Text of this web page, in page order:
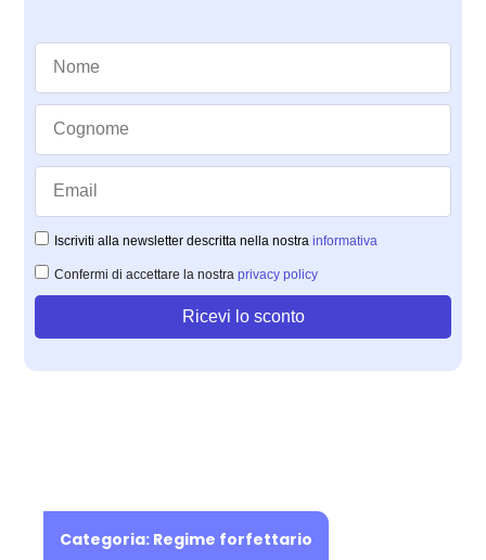
Iscriviti alla newsletter descritta nella nostrainformativa
Confermi di accettare la nostraprivacy policy
Ricevi lo sconto
Categoria: Regime forfettario